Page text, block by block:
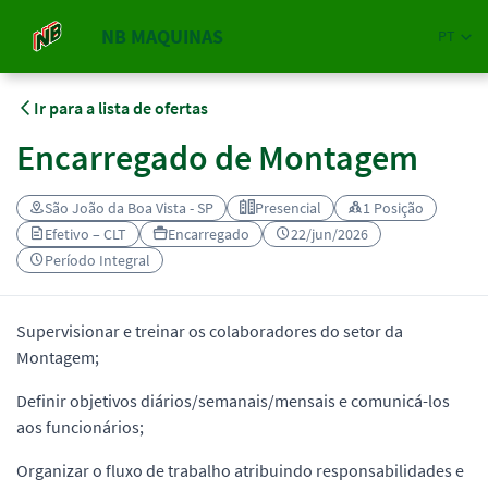
NB MAQUINAS PT
Ir para a lista de ofertas
Encarregado de Montagem
São João da Boa Vista - SP Presencial
1 Posição
Efetivo – CLT
Encarregado
22/jun/2026
Período Integral
Supervisionar e treinar os colaboradores do setor da
Montagem;
Definir objetivos diários/semanais/mensais e comunicá-los
aos funcionários;
Organizar o fluxo de trabalho atribuindo responsabilidades e